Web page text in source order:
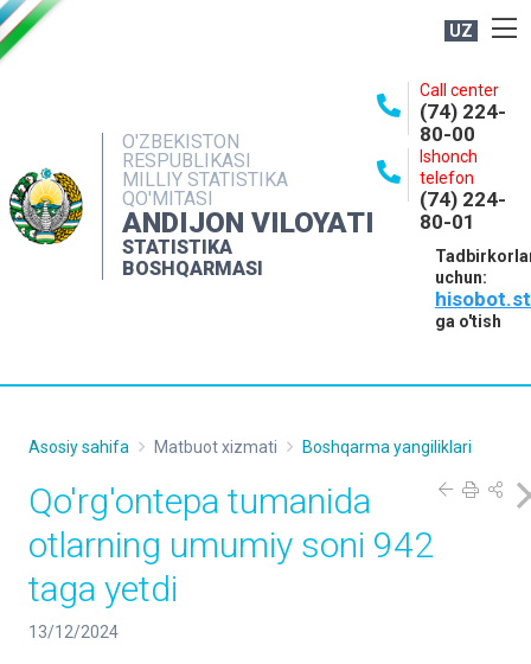
UZ
O'ZBEKISTON
RESPUBLIKASI
MILLIY STATISTIKA
QO'MITASI
ANDIJON VILOYATI
STATISTIKA
BOSHQARMASI
Call center
(74) 224-
80-00
Ishonch
telefon
(74) 224-
80-01
uchun:
ga o'tish
NASHRLAR
INTERAKTIV XIZMATLAR
MATBUOT XIZMATI
MUROJAATLAR
Asosiy sahifa Matbuot xizmati Boshqarma yangiliklari
Qo'rg'ontepa tumanida
otlarning umumiy soni 942
taga yetdi
13/12/2024